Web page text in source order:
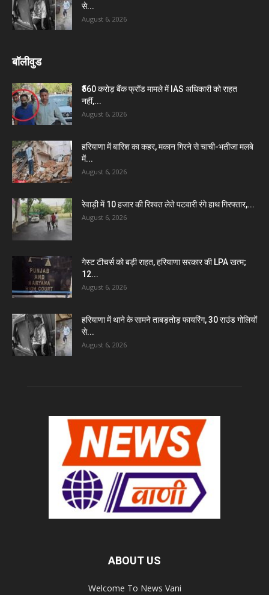
से...
August 6, 2026
बॉलीवुड
₹560 करोड़ बैंक फ्रॉड मामले में IAS अधिकारी को राहत
नहीं,...
August 6, 2026
हरियाणा में बारिश का कहर, मकान गिरने से चाची-भतीजा मलबे
में...
August 6, 2026
रेवाड़ी में 10 हजार की रिश्वत लेते पटवारी रंगे हाथ गिरफ्तार,...
August 6, 2026
गेस्ट टीचर्स को बड़ी राहत, हरियाणा सरकार की LPA खत्म;
12...
August 6, 2026
हरियाणा में थाने के सामने ताबड़तोड़ फायरिंग, 30 राउंड गोलियों
से...
August 6, 2026
ABOUT US
Welcome To News Vani